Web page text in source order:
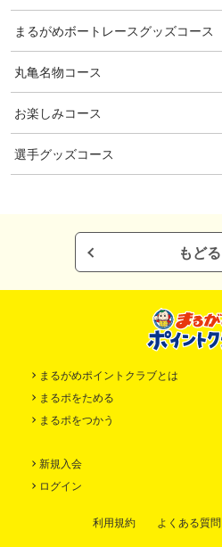
まるがめボートレースグッズコース
丸亀名物コース
お楽しみコース
選手グッズコース
もどる
まるがめポイントクラブとは
まるポをためる
まるポをつかう
新規入会
ログイン
利用規約 よくある質問